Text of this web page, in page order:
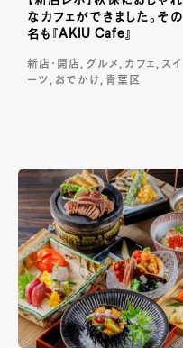
なカフェができました。その
名も『AKIU Cafe』
新店・開店, グルメ, カフェ, スイ
ーツ, おでかけ, 青葉区